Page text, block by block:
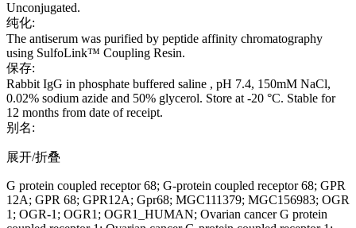
Unconjugated.
纯化:
The antiserum was purified by peptide affinity chromatography
using SulfoLink™ Coupling Resin.
保存:
Rabbit IgG in phosphate buffered saline , pH 7.4, 150mM NaCl,
0.02% sodium azide and 50% glycerol. Store at -20 °C. Stable for
12 months from date of receipt.
别名:
展开/折叠
G protein coupled receptor 68; G-protein coupled receptor 68; GPR
12A; GPR 68; GPR12A; Gpr68; MGC111379; MGC156983; OGR
1; OGR-1; OGR1; OGR1_HUMAN; Ovarian cancer G protein